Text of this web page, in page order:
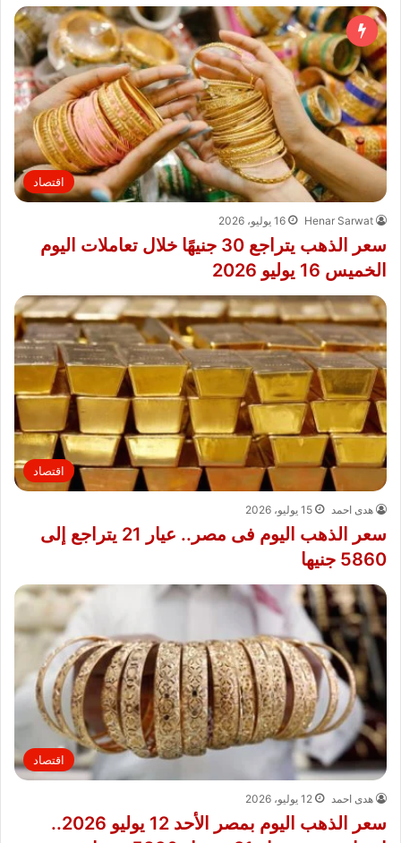
اقتصاد
Henar Sarwat 16 يوليو، 2026
سعر الذهب يتراجع 30 جنيهًا خلال تعاملات اليوم
الخميس 16 يوليو 2026
اقتصاد
هدى احمد 15 يوليو، 2026
سعر الذهب اليوم فى مصر.. عيار 21 يتراجع إلى
5860 جنيها
اقتصاد
هدى احمد 12 يوليو، 2026
سعر الذهب اليوم بمصر الأحد 12 يوليو 2026..